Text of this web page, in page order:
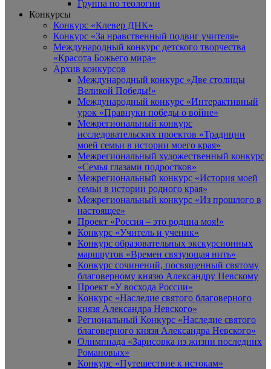
Группа по теологии
Конкурсы
Конкурс «Клевер ДНК»
Конкурс «За нравственный подвиг учителя»
Международный конкурс детского творчества
«Красота Божьего мира»
Архив конкурсов
Международный конкурс «Две столицы
Великой Победы!»
Международный конкурс «Интерактивный
урок «Правнуки победы о войне»
Межрегиональный конкурс
исследовательских проектов «Традиции
моей семьи в истории моего края»
Межрегиональный художественный конкурс
«Семья глазами подростков»
Межрегиональный конкурс «История моей
семьи в истории родного края»
Межрегиональный конкурс «Из прошлого в
настоящее»
Проект «Россия – это родина моя!»
Конкурс «Учитель и ученик»
Конкурс образовательных экскурсионных
маршрутов «Времен связующая нить»
Конкурс сочинений, посвященный святому
благоверному князю Александру Невскому
Проект «У восхода России»
Конкурс «Наследие святого благоверного
князя Александра Невского»
Региональный Конкурс «Наследие святого
благоверного князя Александра Невского»
Олимпиада «Зарисовка из жизни последних
Романовых»
Конкурс «Путешествие к истокам»